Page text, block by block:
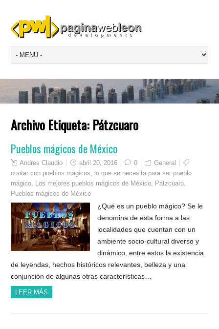
Archivo Etiqueta: Pátzcuaro
Pueblos mágicos de México
Andres Claudio abril 20, 2016 0
General
contar con pueblos mágicos
lo que se necesita para ser pueblo
mágico
Los mejores pueblos mágicos de México Pátzcuaro
Pueblos mágicos de México
¿Qué es un pueblo mágico? Se le
denomina de esta forma a las
localidades que cuentan con un
ambiente socio-cultural diverso y
dinámico, entre estos la existencia
de leyendas, hechos históricos relevantes, belleza y una
conjunción de algunas otras características…
LEER MÁS